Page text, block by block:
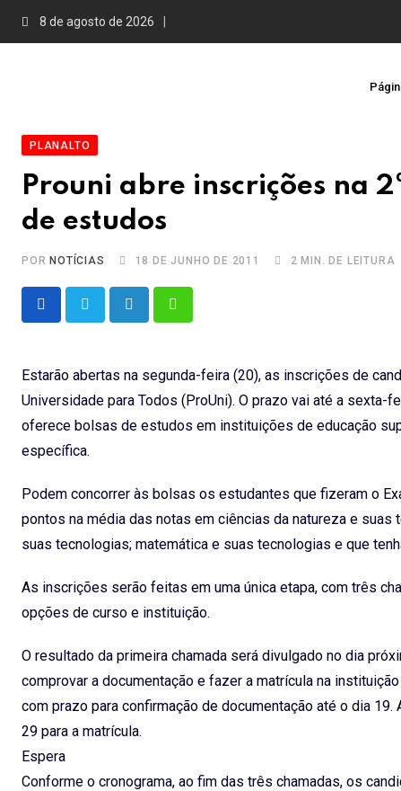
8 de agosto de 2026
PLANALTO
Prouni abre inscrições na
de estudos
PORNOTÍCIAS 18 DE JUNHO DE 2011 2 MIN. DE LEITURA
LinkedInWhatsapp
Estarão abertas na segunda-feira (20), as inscrições de
Universidade para Todos (ProUni). O prazo vai até a sexta-
oferece bolsas de estudos em instituições de educação
específica.
Podem concorrer às bolsas os estudantes que fizeram o
pontos na média das notas em ciências da natureza e
suas tecnologias; matemática e suas tecnologias e que
As inscrições serão feitas em uma única etapa, com três
opções de curso e instituição.
O resultado da primeira chamada será divulgado no dia
comprovar a documentação e fazer a matrícula na
com prazo para confirmação de documentação até o dia
29 para a matrícula.
Espera
Conforme o cronograma, ao fim das três chamadas, os